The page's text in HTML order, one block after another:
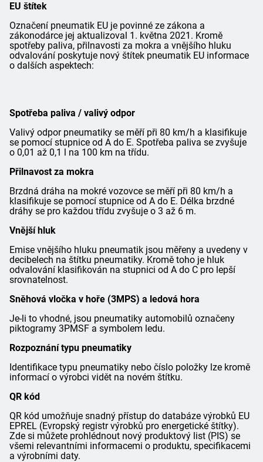
EU štítek
Označení pneumatik EU je povinné ze zákona a
zákonodárce jej aktualizoval 1. května 2021. Kromě
spotřeby paliva, přilnavosti za mokra a vnějšího hluku
odvalování poskytuje nový štítek pneumatik EU informace
o dalších aspektech:
Spotřeba paliva / valivý odpor
Valivý odpor pneumatiky se měří při 80 km/h a klasifikuje
se pomocí stupnice od A do E. Spotřeba paliva se zvyšuje
o 0,01 až 0,1 l na 100 km na třídu.
Přilnavost za mokra
Brzdná dráha na mokré vozovce se měří při 80 km/h a
klasifikuje se pomocí stupnice od A do E. Délka brzdné
dráhy se pro každou třídu zvyšuje o 3 až 6 m.
Vnější hluk
Emise vnějšího hluku pneumatik jsou měřeny a uvedeny v
decibelech na štítku pneumatiky. Kromě toho je hluk
odvalování klasifikován na stupnici od A do C pro lepší
srovnatelnost.
Sněhová vločka v hoře (3MPS) a ledová hora
Je-li to vhodné, jsou pneumatiky automobilů označeny
piktogramy 3PMSF a symbolem ledu.
Rozpoznání typu pneumatiky
Identifikace typu pneumatiky nebo číslo položky lze kromě
informací o výrobci vidět na novém štítku.
QR kód
QR kód umožňuje snadný přístup do databáze výrobků EU
EPREL (Evropský registr výrobků pro energetické štítky).
Zde si můžete prohlédnout nový produktový list (PIS) se
všemi relevantními informacemi o produktu, specifikacemi
a výrobními daty.